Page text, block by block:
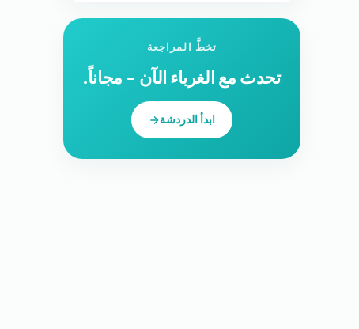
تخطَّ المراجعة
تحدث مع الغرباء الآن - مجاناً.
ابدأ الدردشة